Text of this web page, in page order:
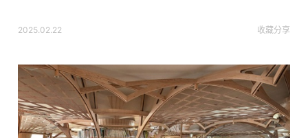
2025.02.22 收藏分享